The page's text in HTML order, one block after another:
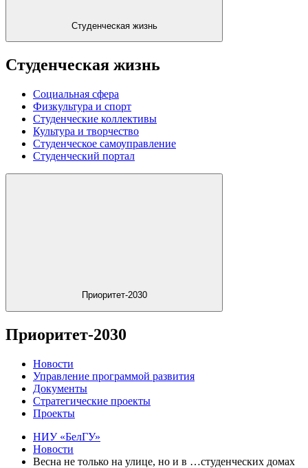
Студенческая жизнь
Студенческая жизнь
Социальная сфера
Физкультура и спорт
Студенческие коллективы
Культура и творчество
Студенческое самоуправление
Студенческий портал
Приоритет-2030
Приоритет-2030
Новости
Управление программой развития
Документы
Стратегические проекты
Проекты
НИУ «БелГУ»
Новости
Весна не только на улице, но и в …студенческих домах